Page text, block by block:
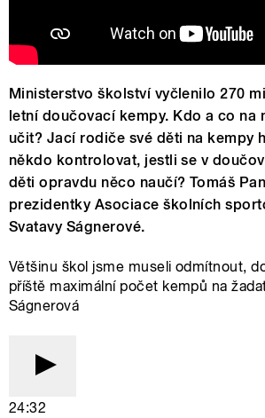
Ministerstvo školství vyčlenilo 270
letní doučovací kempy. Kdo a co na
učit? Jací rodiče své děti na kempy
někdo kontrolovat, jestli se v
děti opravdu něco naučí? Tomáš
prezidentky Asociace školních
Svatavy Ságnerové.
Většinu škol jsme museli odmítnout,
příště maximální počet kempů na
Ságnerová
24:32